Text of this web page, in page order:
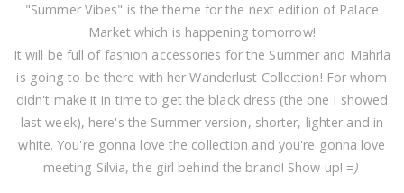
"Summer Vibes" is the theme for the next edition of Palace
Market which is happening tomorrow!
It will be full of fashion accessories for the Summer and Mahrla
is going to be there with her Wanderlust Collection! For whom
didn't make it in time to get the black dress (the one I showed
last week), here's the Summer version, shorter, lighter and in
white. You're gonna love the collection and you're gonna love
meeting Silvia, the girl behind the brand! Show up! =)